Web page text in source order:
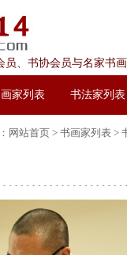
员、书协会员与名家书
画家列表 书法家列表
网站首页 > 书画家列表 >